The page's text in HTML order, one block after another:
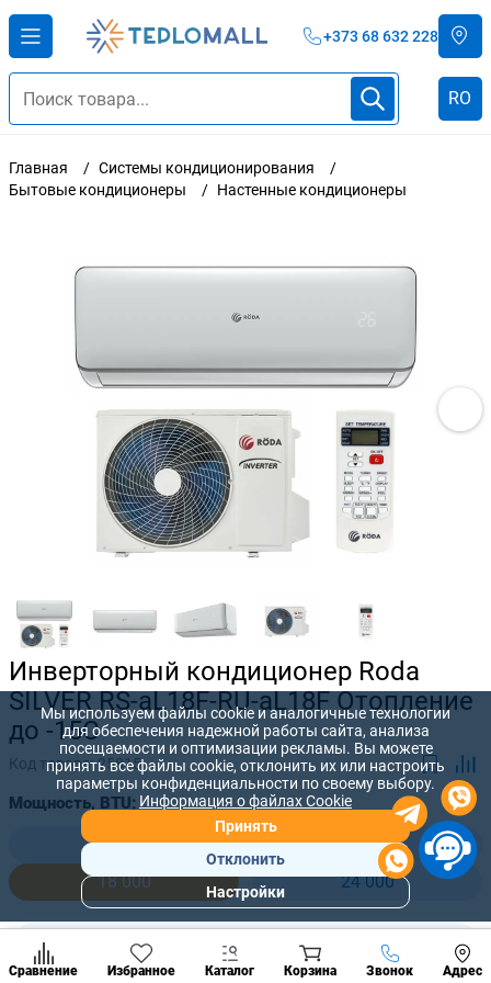
+373 68 632 228
RO
Главная
Системы кондиционирования
Бытовые кондиционеры
Настенные кондиционеры
Инверторный кондиционер Roda
SILVER RS-aL18F-RU-aL18F Отопление
до -15С
Код товара:25815
Мощность, BTU:
9 000
12 000
18 000
24 000
14 892 лей
9 928 лей +
Сравнение Избранное Каталог Корзина Звонок Адрес
Позвонить
разделы
Мы используем файлы cookie и аналогичные технологии
для обеспечения надежной работы сайта, анализа
посещаемости и оптимизации рекламы. Вы можете
принять все файлы cookie, отклонить их или настроить
параметры конфиденциальности по своему выбору.
Информация о файлах Cookie
Принять
Отклонить
Настройки